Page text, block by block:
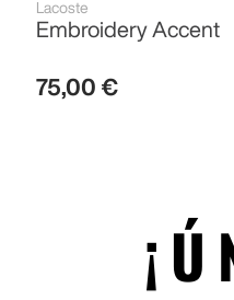
Lacoste
Embroidery Accent
75,00 €